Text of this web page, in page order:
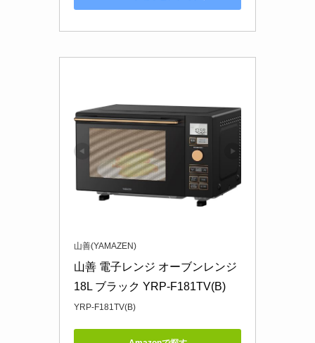
山善(YAMAZEN)
山善 電子レンジ オーブンレンジ
18L ブラック YRP-F181TV(B)
YRP-F181TV(B)